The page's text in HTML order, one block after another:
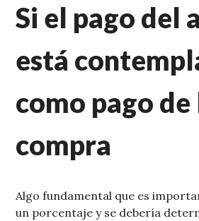
Si el pago del
está
como pago de
compra
Algo fundamental que es
un porcentaje y se debería